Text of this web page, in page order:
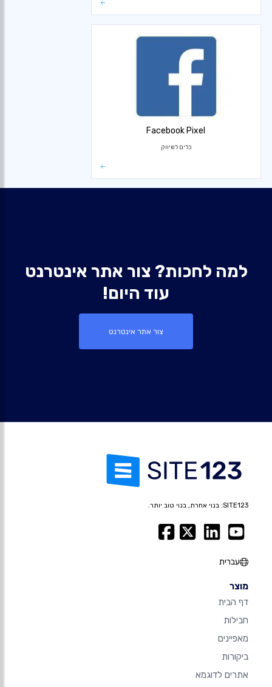
Facebook Pixel
כלים לשיווק
למה לחכות? צור אתר אינטרנט
עוד היום!
צור אתר אינטרנט
SITE123: בנוי אחרת, בנוי טוב יותר.
עברית
מוצר
דף הבית
חבילות
מאפיינים
ביקורות
אתרים לדוגמא